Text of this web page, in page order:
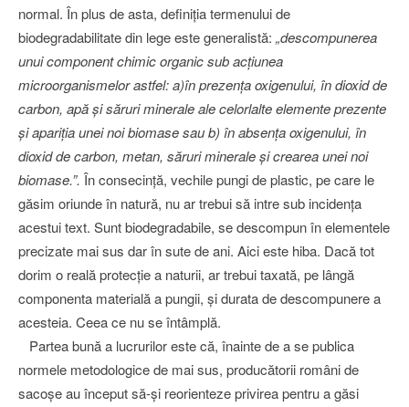
normal. În plus de asta, definiţia termenului de
biodegradabilitate din lege este generalistă: „descompunerea
unui component chimic organic sub acţiunea
microorganismelor astfel: a)în prezenţa oxigenului, în dioxid de
carbon, apă şi săruri minerale ale celorlalte elemente prezente
şi apariţia unei noi biomase sau b) în absenţa oxigenului, în
dioxid de carbon, metan, săruri minerale şi crearea unei noi
biomase.”. În consecinţă, vechile pungi de plastic, pe care le
găsim oriunde în natură, nu ar trebui să intre sub incidenţa
acestui text. Sunt biodegradabile, se descompun în elementele
precizate mai sus dar în sute de ani. Aici este hiba. Dacă tot
dorim o reală protecţie a naturii, ar trebui taxată, pe lângă
componenta materială a pungii, şi durata de descompunere a
acesteia. Ceea ce nu se întâmplă.
Partea bună a lucrurilor este că, înainte de a se publica
normele metodologice de mai sus, producătorii români de
sacoşe au început să-şi reorienteze privirea pentru a găsi